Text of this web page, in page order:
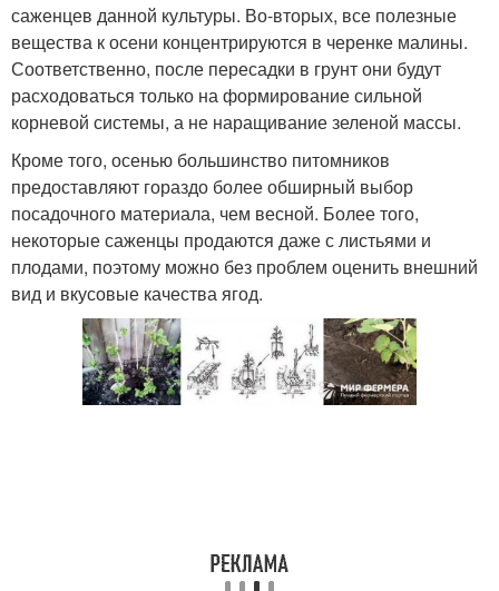
саженцев данной культуры. Во-вторых, все полезные
вещества к осени концентрируются в черенке малины.
Соответственно, после пересадки в грунт они будут
расходоваться только на формирование сильной
корневой системы, а не наращивание зеленой массы.
Кроме того, осенью большинство питомников
предоставляют гораздо более обширный выбор
посадочного материала, чем весной. Более того,
некоторые саженцы продаются даже с листьями и
плодами, поэтому можно без проблем оценить внешний
вид и вкусовые качества ягод.